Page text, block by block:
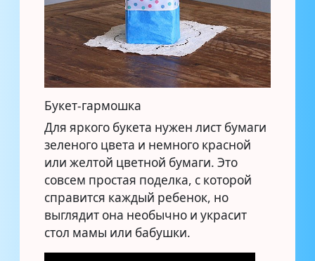
Букет-гармошка
Для яркого букета нужен лист бумаги
зеленого цвета и немного красной
или желтой цветной бумаги. Это
совсем простая поделка, с которой
справится каждый ребенок, но
выглядит она необычно и украсит
стол мамы или бабушки.